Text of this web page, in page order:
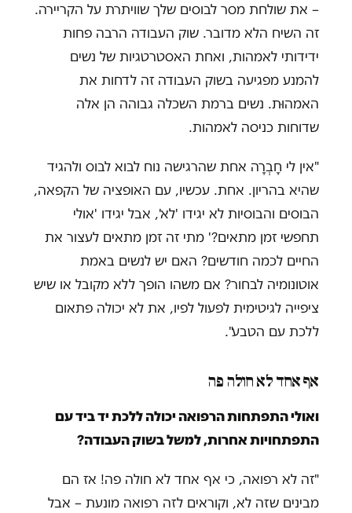
– את שולחת מסר לבוסים שלך שוויתרת על הקריירה.
זה השיח הלא מדובר. שוק העבודה הרבה פחות
ידידותי לאמהות, ואחת האסטרטגיות של נשים
להמנע מפגיעה בשוק העבודה זה לדחות את
האמהוּת. נשים ברמת השכלה גבוהה הן אלה
שדוחות כניסה לאמהות.
"אין לי חָבְרָה אחת שהרגישה נוח לבוא לבוס ולהגיד
שהיא בהריון. אחת. עכשיו, עם האופציה של הקפאה,
הבוסים והבוסיות לא יגידו 'לא', אבל יגידו 'אולי
תחפשי זמן מתאים?' מתי זה זמן מתאים לעצור את
החיים לכמה חודשים? האם יש לנשים באמת
אוטונומיה לבחור? אם משהו הופך ללא מקובל או שיש
ציפייה לגיטימית לפעול לפיו, את לא יכולה פתאום
ללכת עם הטבע".
אף אחד לא חולה פה
ואולי התפתחות הרפואה יכולה ללכת יד ביד עם
התפתחויות אחרות, למשל בשוק העבודה?
"זה לא רפואה, כי אף אחד לא חולה פה! אז הם
מבינים שזה לא, וקוראים לזה רפואה מונעת – אבל